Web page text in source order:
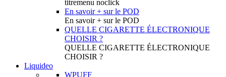
titremenu noclick
En savoir + sur le POD
En savoir + sur le POD
QUELLE CIGARETTE ÉLECTRONIQUE
CHOISIR ?
QUELLE CIGARETTE ÉLECTRONIQUE
CHOISIR ?
Liquideo
WPUFF